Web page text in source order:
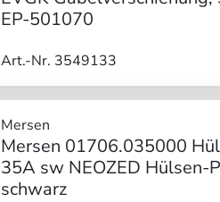
EP-501070
Art.-Nr. 3549133
Mersen
Mersen 01706.035000
35A sw NEOZED Hülsen-
schwarz